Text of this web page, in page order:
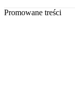
Promowane treści